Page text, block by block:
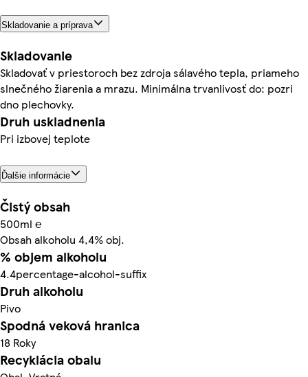
Skladovanie a príprava
Skladovanie
Skladovať v priestoroch bez zdroja sálavého tepla, priameho
slnečného žiarenia a mrazu. Minimálna trvanlivosť do: pozri
dno plechovky.
Druh uskladnenia
Pri izbovej teplote
Ďalšie informácie
Čistý obsah
500ml ℮
Obsah alkoholu 4,4% obj.
% objem alkoholu
4.4percentage-alcohol-suffix
Druh alkoholu
Pivo
Spodná veková hranica
18 Roky
Recyklácia obalu